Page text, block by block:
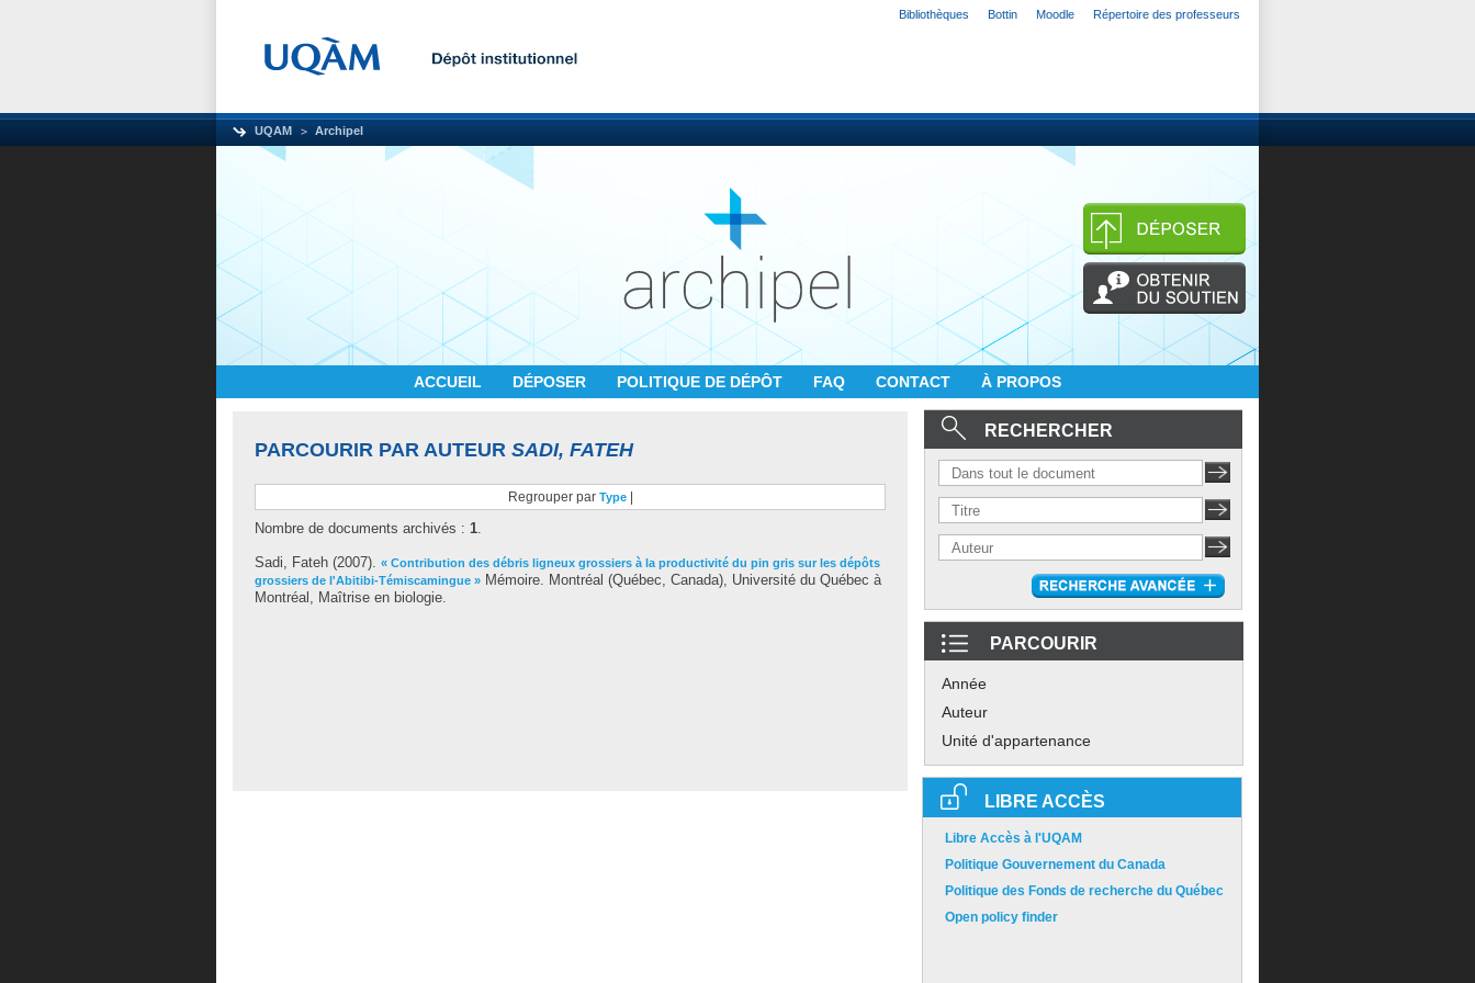
Bibliothèques Bottin Moodle Répertoire des professeurs
UQAM Archipel
ACCUEIL DÉPOSER POLITIQUE DE DÉPÔT FAQ CONTACT À PROPOS
PARCOURIR PAR AUTEUR SADI, FATEH
Regrouper par Type
Nombre de documents archivés : 1.
Sadi, Fateh (2007). « Contribution des débris ligneux grossiers à la productivité du pin gris sur les dépôts
grossiers de l'Abitibi-Témiscamingue » Mémoire. Montréal (Québec, Canada), Université du Québec à
Montréal, Maîtrise en biologie.
RECHERCHER
PARCOURIR
Année
Auteur
Unité d'appartenance
LIBRE ACCÈS
Libre Accès à l'UQAM
Politique Gouvernement du Canada
Politique des Fonds de recherche du Québec
Open policy finder